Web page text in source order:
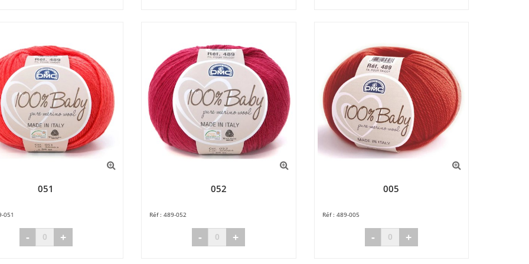
051
051
- +
052
489-052
- +
005
489-005
- +